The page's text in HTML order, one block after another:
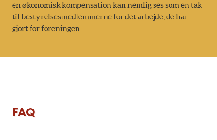
en økonomisk kompensation kan nemlig ses som en tak
til bestyrelsesmedlemmerne for det arbejde, de har
gjort for foreningen.
FAQ